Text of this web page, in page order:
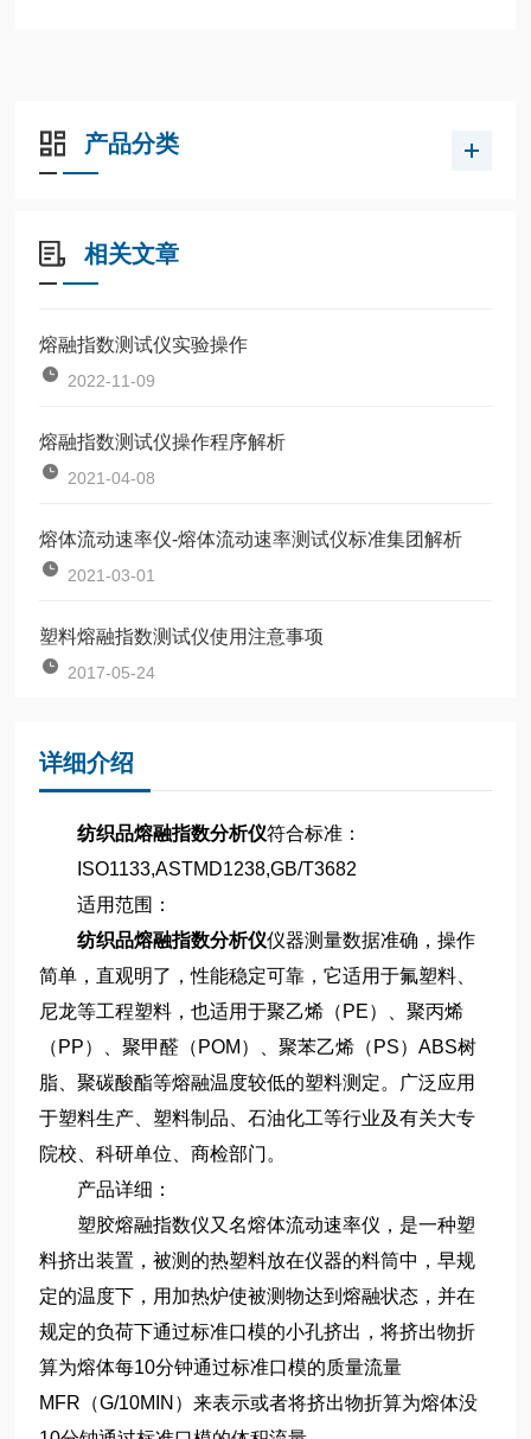
产品分类
相关文章
熔融指数测试仪实验操作
2022-11-09
熔融指数测试仪操作程序解析
2021-04-08
熔体流动速率仪-熔体流动速率测试仪标准集团解析
2021-03-01
塑料熔融指数测试仪使用注意事项
2017-05-24
详细介绍
纺织品熔融指数分析仪符合标准：
ISO1133,ASTMD1238,GB/T3682
适用范围：
纺织品熔融指数分析仪仪器测量数据准确，操作
简单，直观明了，性能稳定可靠，它适用于氟塑料、
尼龙等工程塑料，也适用于聚乙烯（PE）、聚丙烯
（PP）、聚甲醛（POM）、聚苯乙烯（PS）ABS树
脂、聚碳酸酯等熔融温度较低的塑料测定。广泛应用
于塑料生产、塑料制品、石油化工等行业及有关大专
院校、科研单位、商检部门。
产品详细：
塑胶熔融指数仪又名熔体流动速率仪，是一种塑
料挤出装置，被测的热塑料放在仪器的料筒中，早规
定的温度下，用加热炉使被测物达到熔融状态，并在
规定的负荷下通过标准口模的小孔挤出，将挤出物折
算为熔体每10分钟通过标准口模的质量流量
MFR（G/10MIN）来表示或者将挤出物折算为熔体没